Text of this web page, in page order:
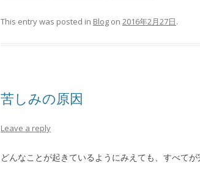
This entry was posted in Blog on 2016年2月27日.
苦しみの原因
Leave a reply
どんなことが起きているようにみえても、すべてが